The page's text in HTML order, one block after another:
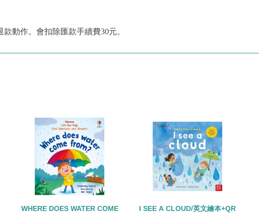
動作。會扣除匯款手續費30元。
WHERE DOES WATER COME
I SEE A CLOUD/英文繪本+QR